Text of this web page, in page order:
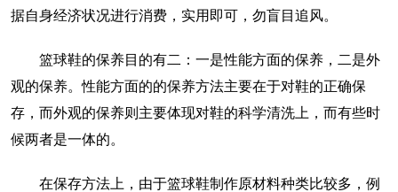
据自身经济状况进行消费，实用即可，勿盲目追风。
篮球鞋的保养目的有二：一是性能方面的保养，二是外
观的保养。性能方面的的保养方法主要在于对鞋的正确保
存，而外观的保养则主要体现对鞋的科学清洗上，而有些时
候两者是一体的。
在保存方法上，由于篮球鞋制作原材料种类比较多，例